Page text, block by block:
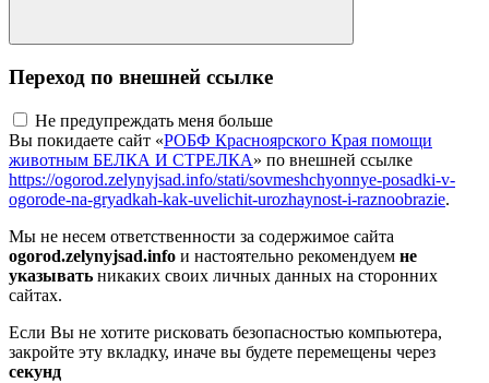
Переход по внешней ссылке
Не предупреждать меня больше
Вы покидаете сайт «РОБФ Красноярского Края помощи
животным БЕЛКА И СТРЕЛКА» по внешней ссылке
https://ogorod.zelynyjsad.info/stati/sovmeshchyonnye-posadki-v-
ogorode-na-gryadkah-kak-uvelichit-urozhaynost-i-raznoobrazie.
Мы не несем ответственности за содержимое сайта
ogorod.zelynyjsad.info и настоятельно рекомендуем не
указывать никаких своих личных данных на сторонних
сайтах.
Если Вы не хотите рисковать безопасностью компьютера,
закройте эту вкладку, иначе вы будете перемещены через
секунд